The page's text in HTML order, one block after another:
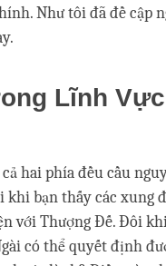
Như tôi đã đề cập
Lĩnh Vực
hai phía đều cầu
khi bạn thấy các xung
với Thượng Đế. Đôi
có thể quyết định